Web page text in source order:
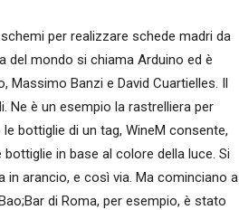
per realizzare schede madri da
del mondo si chiama Arduino ed è
Massimo Banzi e David Cuartielles. Il
Ne è un esempio la rastrelliera per
bottiglie di un tag, WineM consente,
in base al colore della luce. Si
in arancio, e così via. Ma cominciano a
di Roma, per esempio, è stato